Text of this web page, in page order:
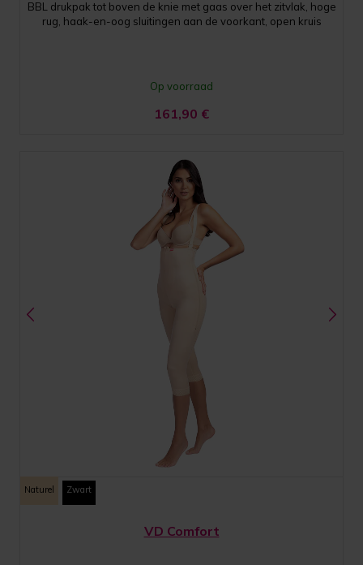
BBL drukpak tot boven de knie met gaas over het zitvlak, hoge
rug, haak-en-oog sluitingen aan de voorkant, open kruis
Op voorraad
161,90 €
Naturel Zwart
VD Comfort